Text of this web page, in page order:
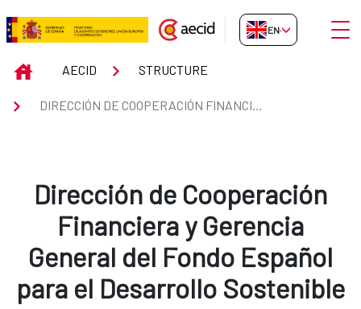
Skip to Main Content
Dirección de Cooperación
EN-GB
INICIOAECID STRUCTURE
DIRECCIÓN DE COOPERACIÓN FINANCIERA Y GERENCIA GENERAL DEL FONDO ESPAÑOL PARA EL DESARROLLO SOSTENIBLE
Dirección de Cooperación
Financiera y Gerencia
General del Fondo Español
para el Desarrollo Sostenible